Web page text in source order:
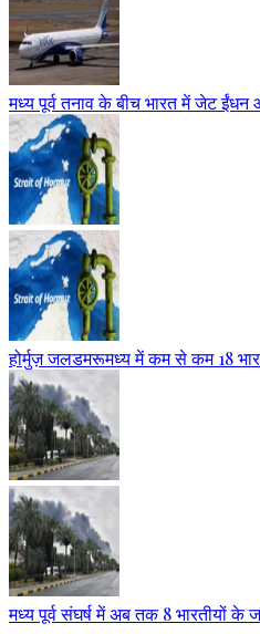
मध्य पूर्व तनाव के बीच भारत में जेट ईंधन
होर्मुज़ जलडमरूमध्य में कम से कम 18
मध्य पूर्व संघर्ष में अब तक 8 भारतीयों के